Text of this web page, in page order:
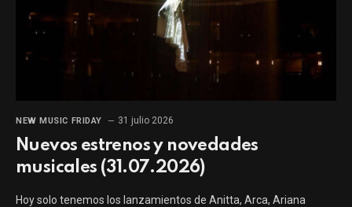
NEW MUSIC FRIDAY 31 julio 2026
Nuevos estrenos y novedades
musicales (31.07.2026)
Hoy solo tenemos los lanzamientos de Anitta, Arca, Ariana